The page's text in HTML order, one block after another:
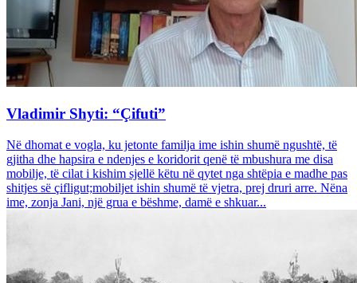
Vladimir Shyti: “Çifuti”
Në dhomat e vogla, ku jetonte familja ime ishin shumë ngushtë, të
gjitha dhe hapsira e ndenjes e koridorit qenë të mbushura me disa
mobilje, të cilat i kishim sjellë këtu në qytet nga shtëpia e madhe pas
shitjes së çifligut;mobiljet ishin shumë të vjetra, prej druri arre. Nëna
ime, zonja Jani, një grua e bëshme, damë e shkuar...